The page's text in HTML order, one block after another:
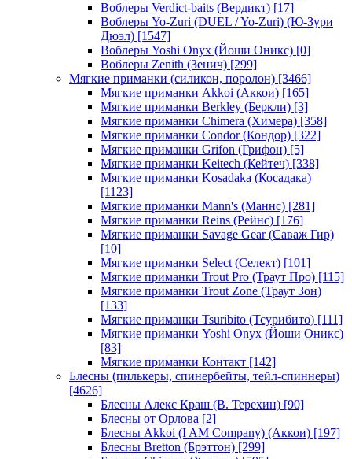
Воблеры Verdict-baits (Вердикт) [17]
Воблеры Yo-Zuri (DUEL / Yo-Zuri) (Ю-Зури
Дюэл) [1547]
Воблеры Yoshi Onyx (Йоши Оникс) [0]
Воблеры Zenith (Зенич) [299]
Мягкие приманки (силикон, поролон) [3466]
Мягкие приманки Akkoi (Аккои) [165]
Мягкие приманки Berkley (Беркли) [3]
Мягкие приманки Chimera (Химера) [358]
Мягкие приманки Condor (Кондор) [322]
Мягкие приманки Grifon (Грифон) [5]
Мягкие приманки Keitech (Кейтеч) [338]
Мягкие приманки Kosadaka (Косадака)
[1123]
Мягкие приманки Mann's (Маннс) [281]
Мягкие приманки Reins (Рейнс) [176]
Мягкие приманки Savage Gear (Саваж Гир)
[10]
Мягкие приманки Select (Селект) [101]
Мягкие приманки Trout Pro (Траут Про) [115]
Мягкие приманки Trout Zone (Траут Зон)
[133]
Мягкие приманки Tsuribito (Тсурибито) [111]
Мягкие приманки Yoshi Onyx (Йоши Оникс)
[83]
Мягкие приманки Контакт [142]
Блесны (пилькеры, спинербейты, тейл-спиннеры)
[4626]
Блесны Алекс Краш (В. Терехин) [90]
Блесны от Орлова [2]
Блесны Akkoi (I AM Company) (Аккои) [197]
Блесны Bretton (Брэттон) [299]